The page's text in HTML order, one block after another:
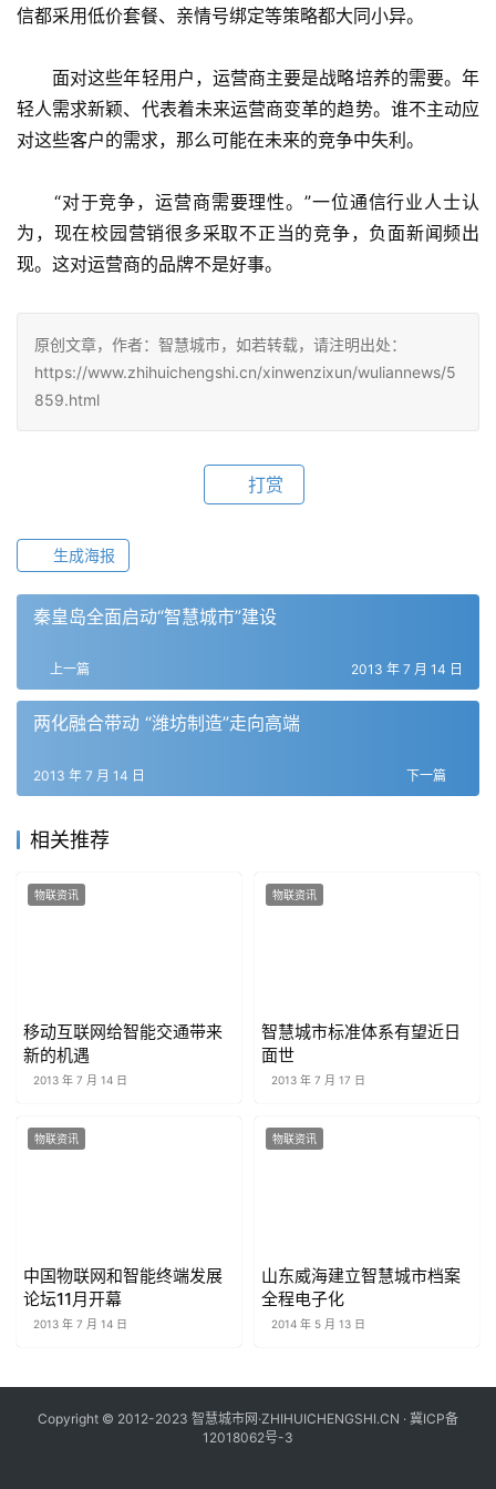
信都采用低价套餐、亲情号绑定等策略都大同小异。
面对这些年轻用户，运营商主要是战略培养的需要。年
轻人需求新颖、代表着未来运营商变革的趋势。谁不主动应
对这些客户的需求，那么可能在未来的竞争中失利。
“对于竞争，运营商需要理性。”一位通信行业人士认
为，现在校园营销很多采取不正当的竞争，负面新闻频出
现。这对运营商的品牌不是好事。
原创文章，作者：智慧城市，如若转载，请注明出处：
https://www.zhihuichengshi.cn/xinwenzixun/wuliannews/5
859.html
打赏
生成海报
秦皇岛全面启动“智慧城市”建设
上一篇 2013 年 7 月 14 日
两化融合带动 “潍坊制造”走向高端
下一篇
2013 年 7 月 14 日
相关推荐
物联资讯
移动互联网给智能交通带来
新的机遇
2013 年 7 月 14 日
物联资讯
智慧城市标准体系有望近日
面世
2013 年 7 月 17 日
物联资讯
中国物联网和智能终端发展
论坛11月开幕
2013 年 7 月 14 日
物联资讯
山东威海建立智慧城市档案
全程电子化
2014 年 5 月 13 日
Copyright © 2012-2023 智慧城市网·ZHIHUICHENGSHI.CN · 冀ICP备
12018062号-3